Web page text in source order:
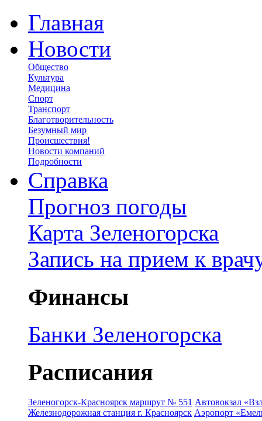
Главная
Новости
Общество
Культура
Медицина
Спорт
Транспорт
Благотворительность
Безумный мир
Происшествия!
Новости компаний
Подробности
Справка
Прогноз погоды
Карта Зеленогорска
Запись на прием к
Финансы
Банки Зеленогорска
Расписания
Зеленогорск-Красноярск маршрут № 551 Автовокзал
Железнодорожная станция г. Красноярск Аэропорт